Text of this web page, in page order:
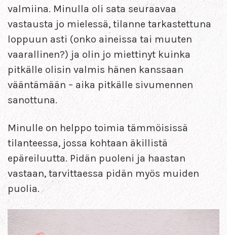
valmiina. Minulla oli sata seuraavaa
vastausta jo mielessä, tilanne tarkastettuna
loppuun asti (onko aineissa tai muuten
vaarallinen?) ja olin jo miettinyt kuinka
pitkälle olisin valmis hänen kanssaan
vääntämään – aika pitkälle sivumennen
sanottuna.
Minulle on helppo toimia tämmöisissä
tilanteessa, jossa kohtaan äkillistä
epäreiluutta. Pidän puoleni ja haastan
vastaan, tarvittaessa pidän myös muiden
puolia.